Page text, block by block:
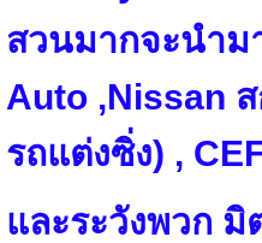
สวนมากจะนำม
Auto,Nissan
รถแต่งซิ่ง) ,
และระวังพวก